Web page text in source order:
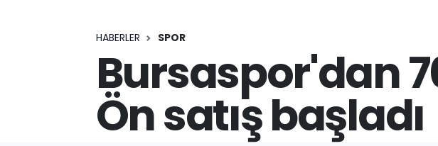
HABERLER SPOR
Bursaspor'dan
Ön satış başladı